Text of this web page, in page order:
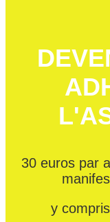
30 euros par
y